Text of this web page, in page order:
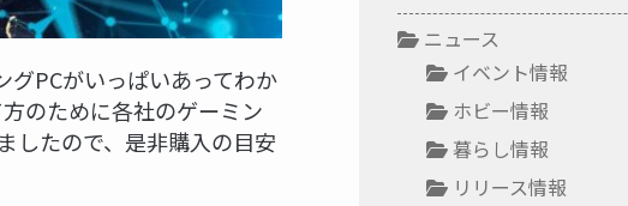
グPCがいっぱいあってわか
のために各社のゲーミン
したので、是非購入の目安
ニュース
イベント情報
ホビー情報
暮らし情報
リリース情報